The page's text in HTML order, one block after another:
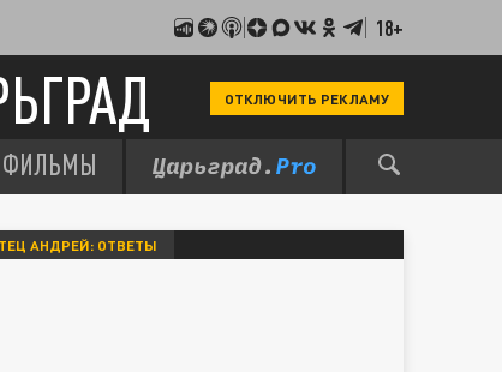
18+
ОТКЛЮЧИТЬ РЕКЛАМУ
ФИЛЬМЫ
АНДРЕЙ: ОТВЕТЫ